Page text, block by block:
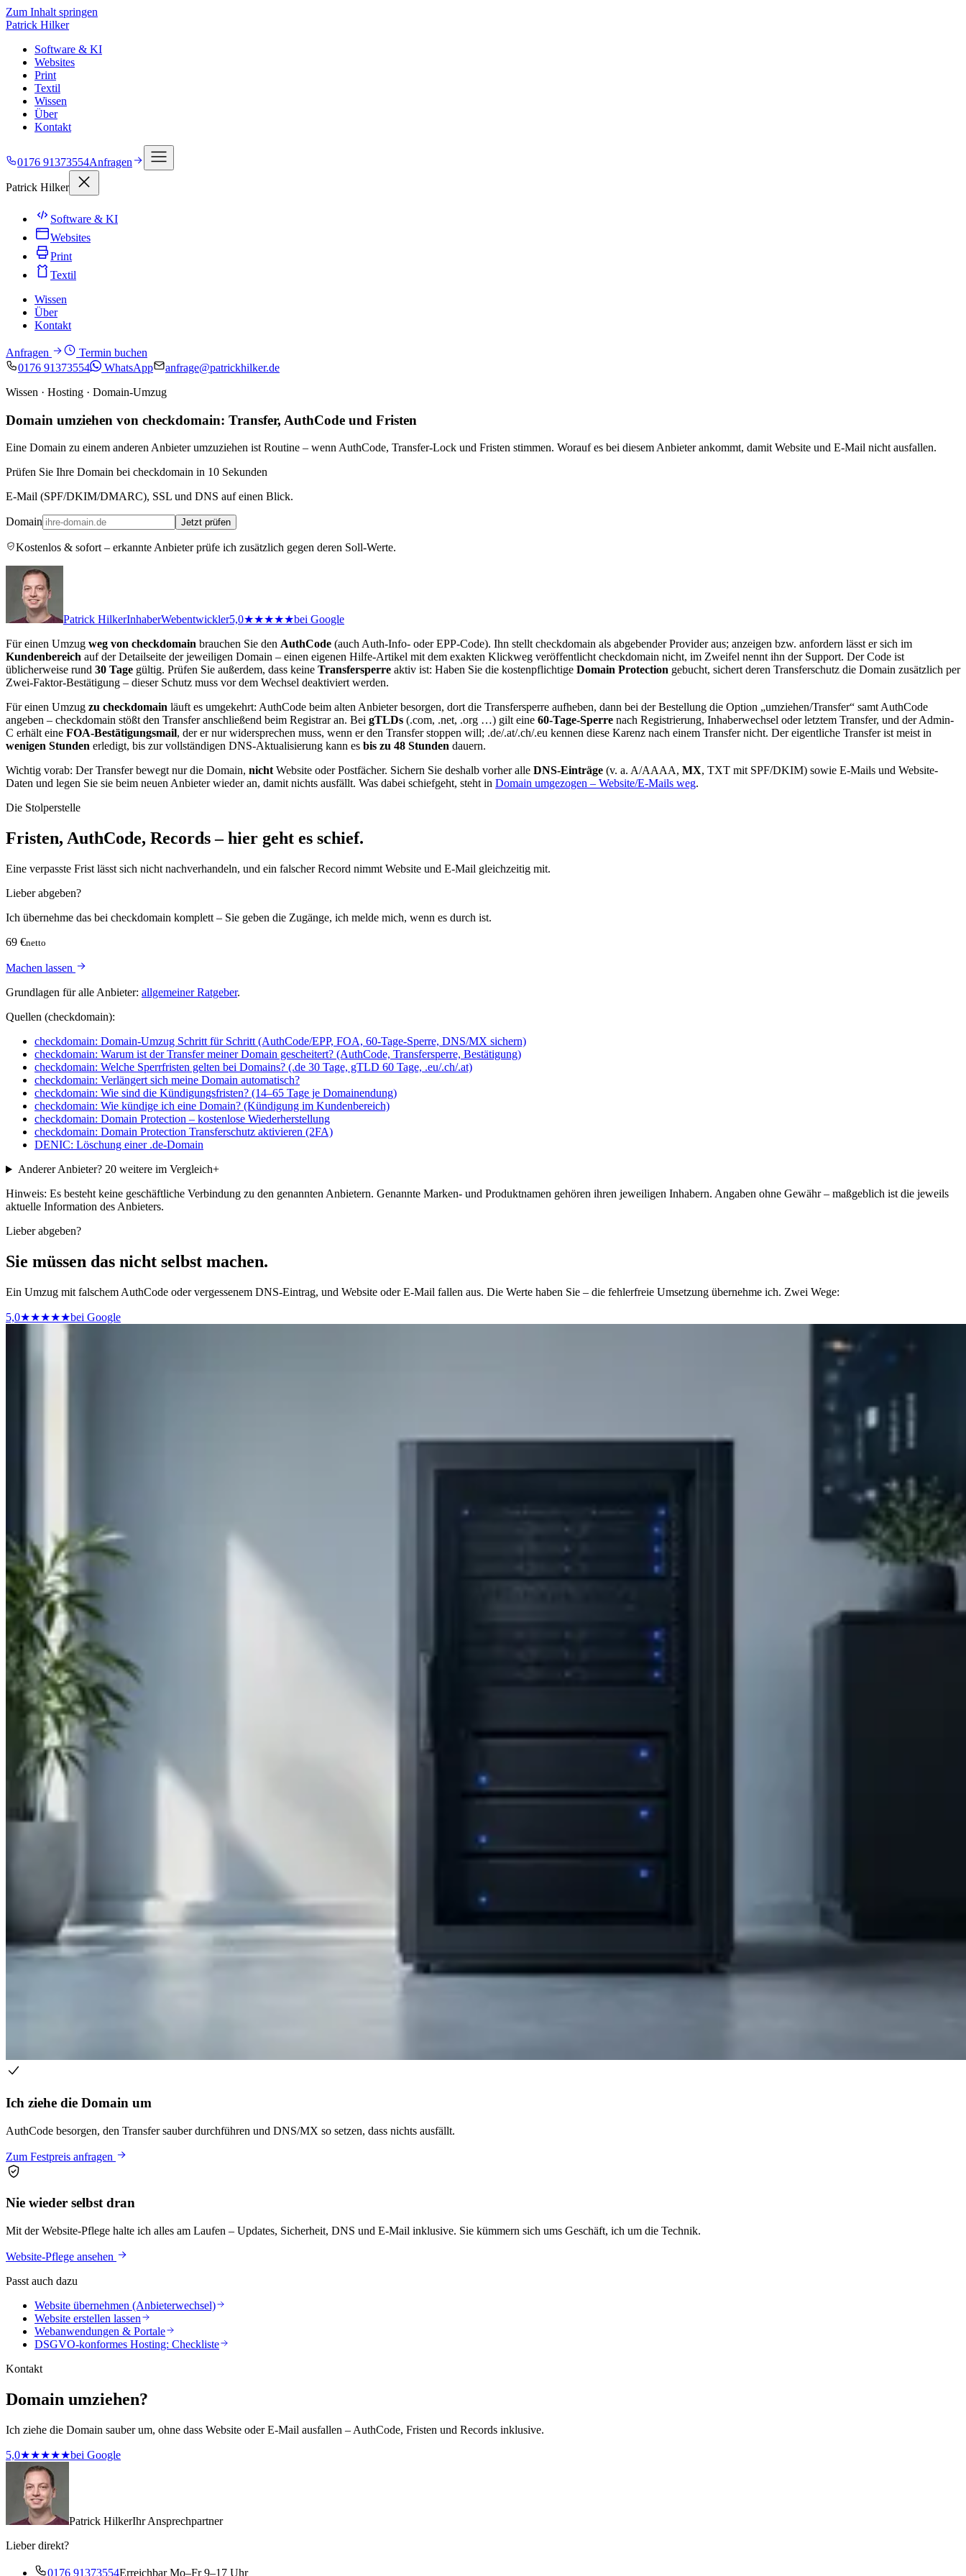
Zum Inhalt springen
Patrick Hilker
Software & KI
Websites
Print
Textil
Wissen
Über
Kontakt
0176 91373554Anfragen
Patrick Hilker
Software & KI
Websites
Print
Textil
Wissen
Über
Kontakt
Anfragen
Termin buchen
0176 91373554
WhatsApp
anfrage@patrickhilker.de
Wissen · Hosting · Domain-Umzug
Domain umziehen von checkdomain: Transfer, AuthCode und Fristen
Eine Domain zu einem anderen Anbieter umzuziehen ist Routine – wenn AuthCode, Transfer-Lock und Fristen stimmen. Worauf es bei diesem Anbieter ankommt, damit Website und E-Mail nicht ausfallen.
Prüfen Sie Ihre Domain bei checkdomain in 10 Sekunden
E-Mail (SPF/DKIM/DMARC), SSL und DNS auf einen Blick.
Domain Jetzt prüfen
Kostenlos & sofort – erkannte Anbieter prüfe ich zusätzlich gegen deren Soll-Werte.
Patrick HilkerInhaberWebentwickler5,0★★★★★bei Google
Für einen Umzug weg von checkdomain brauchen Sie den AuthCode (auch Auth-Info- oder EPP-Code). Ihn stellt checkdomain als abgebender Provider aus; anzeigen bzw. anfordern lässt er sich im
Kundenbereich auf der Detailseite der jeweiligen Domain – einen eigenen Hilfe-Artikel mit dem exakten Klickweg veröffentlicht checkdomain nicht, im Zweifel nennt ihn der Support. Der Code ist
üblicherweise rund 30 Tage gültig. Prüfen Sie außerdem, dass keine Transfersperre aktiv ist: Haben Sie die kostenpflichtige Domain Protection gebucht, sichert deren Transferschutz die Domain zusätzlich per
Zwei-Faktor-Bestätigung – dieser Schutz muss vor dem Wechsel deaktiviert werden.
Für einen Umzug zu checkdomain läuft es umgekehrt: AuthCode beim alten Anbieter besorgen, dort die Transfersperre aufheben, dann bei der Bestellung die Option „umziehen/Transfer“ samt AuthCode
angeben – checkdomain stößt den Transfer anschließend beim Registrar an. Bei gTLDs (.com, .net, .org …) gilt eine 60-Tage-Sperre nach Registrierung, Inhaberwechsel oder letztem Transfer, und der Admin-
C erhält eine FOA-Bestätigungsmail, der er nur widersprechen muss, wenn er den Transfer stoppen will; .de/.at/.ch/.eu kennen diese Karenz nach einem Transfer nicht. Der eigentliche Transfer ist meist in
wenigen Stunden erledigt, bis zur vollständigen DNS-Aktualisierung kann es bis zu 48 Stunden dauern.
Wichtig vorab: Der Transfer bewegt nur die Domain, nichtWebsite oder Postfächer. Sichern Sie deshalb vorher alle DNS-Einträge (v. a. A/AAAA, MX, TXT mit SPF/DKIM) sowie E-Mails und Website-
Daten und legen Sie sie beim neuen Anbieter wieder an, damit nichts ausfällt. Was dabei schiefgeht, steht in Domain umgezogen – Website/E-Mails weg.
Die Stolperstelle
Fristen, AuthCode, Records – hier geht es schief.
Eine verpasste Frist lässt sich nicht nachverhandeln, und ein falscher Record nimmt Website und E-Mail gleichzeitig mit.
Lieber abgeben?
Ich übernehme das bei checkdomain komplett – Sie geben die Zugänge, ich melde mich, wenn es durch ist.
69 €netto
Machen lassen
Grundlagen für alle Anbieter: allgemeiner Ratgeber.
Quellen (checkdomain):
checkdomain: Domain-Umzug Schritt für Schritt (AuthCode/EPP, FOA, 60-Tage-Sperre, DNS/MX sichern)
checkdomain: Warum ist der Transfer meiner Domain gescheitert? (AuthCode, Transfersperre, Bestätigung)
checkdomain: Welche Sperrfristen gelten bei Domains? (.de 30 Tage, gTLD 60 Tage, .eu/.ch/.at)
checkdomain: Verlängert sich meine Domain automatisch?
checkdomain: Wie sind die Kündigungsfristen? (14–65 Tage je Domainendung)
checkdomain: Wie kündige ich eine Domain? (Kündigung im Kundenbereich)
checkdomain: Domain Protection – kostenlose Wiederherstellung
checkdomain: Domain Protection Transferschutz aktivieren (2FA)
DENIC: Löschung einer .de-Domain
Anderer Anbieter? 20 weitere im Vergleich+
Hinweis: Es besteht keine geschäftliche Verbindung zu den genannten Anbietern. Genannte Marken- und Produktnamen gehören ihren jeweiligen Inhabern. Angaben ohne Gewähr – maßgeblich ist die jeweils
aktuelle Information des Anbieters.
Lieber abgeben?
Sie müssen das nicht selbst machen.
Ein Umzug mit falschem AuthCode oder vergessenem DNS-Eintrag, und Website oder E-Mail fallen aus. Die Werte haben Sie – die fehlerfreie Umsetzung übernehme ich. Zwei Wege:
5,0★★★★★bei Google
Ich ziehe die Domain um
AuthCode besorgen, den Transfer sauber durchführen und DNS/MX so setzen, dass nichts ausfällt.
Zum Festpreis anfragen
Nie wieder selbst dran
Mit der Website-Pflege halte ich alles am Laufen – Updates, Sicherheit, DNS und E-Mail inklusive. Sie kümmern sich ums Geschäft, ich um die Technik.
Website-Pflege ansehen
Passt auch dazu
Website übernehmen (Anbieterwechsel)
Website erstellen lassen
Webanwendungen & Portale
DSGVO-konformes Hosting: Checkliste
Kontakt
Domain umziehen?
Ich ziehe die Domain sauber um, ohne dass Website oder E-Mail ausfallen – AuthCode, Fristen und Records inklusive.
5,0★★★★★bei Google
Patrick HilkerIhr Ansprechpartner
Lieber direkt?
0176 91373554Erreichbar Mo–Fr 9–17 Uhr